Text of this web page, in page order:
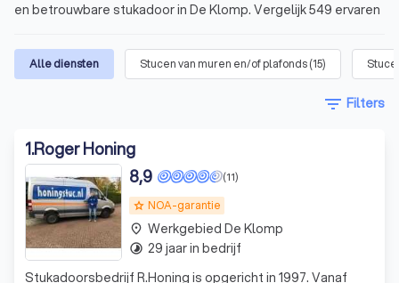
en betrouwbare stukadoor in De Klomp. Vergelijk 549 ervaren
van 8.8. Lees 1000+ betrouwbare reviews van eerdere klanten
en ontvang meerdere offertes, afgestemd op jouw klus. Vul
In het kort
Professioneel stucwerkvoor muren, plafonds en
gevels.
Prijzen vanaf€ 15,- per m2.
Vergelijk stukadoors op basis van kosten, aanbod
en beschikbaarheid.
Alle diensten Stucen van muren en/of plafonds(15)
filter_list Filters
1.Roger Honing
grade NOA-garantie
(11)
8,9
Stukadoorsbedrijf R.Honing is opgericht in 1997. Vanaf
place Werkgebied De Klomp
timelapse 29 jaar in bedrijf